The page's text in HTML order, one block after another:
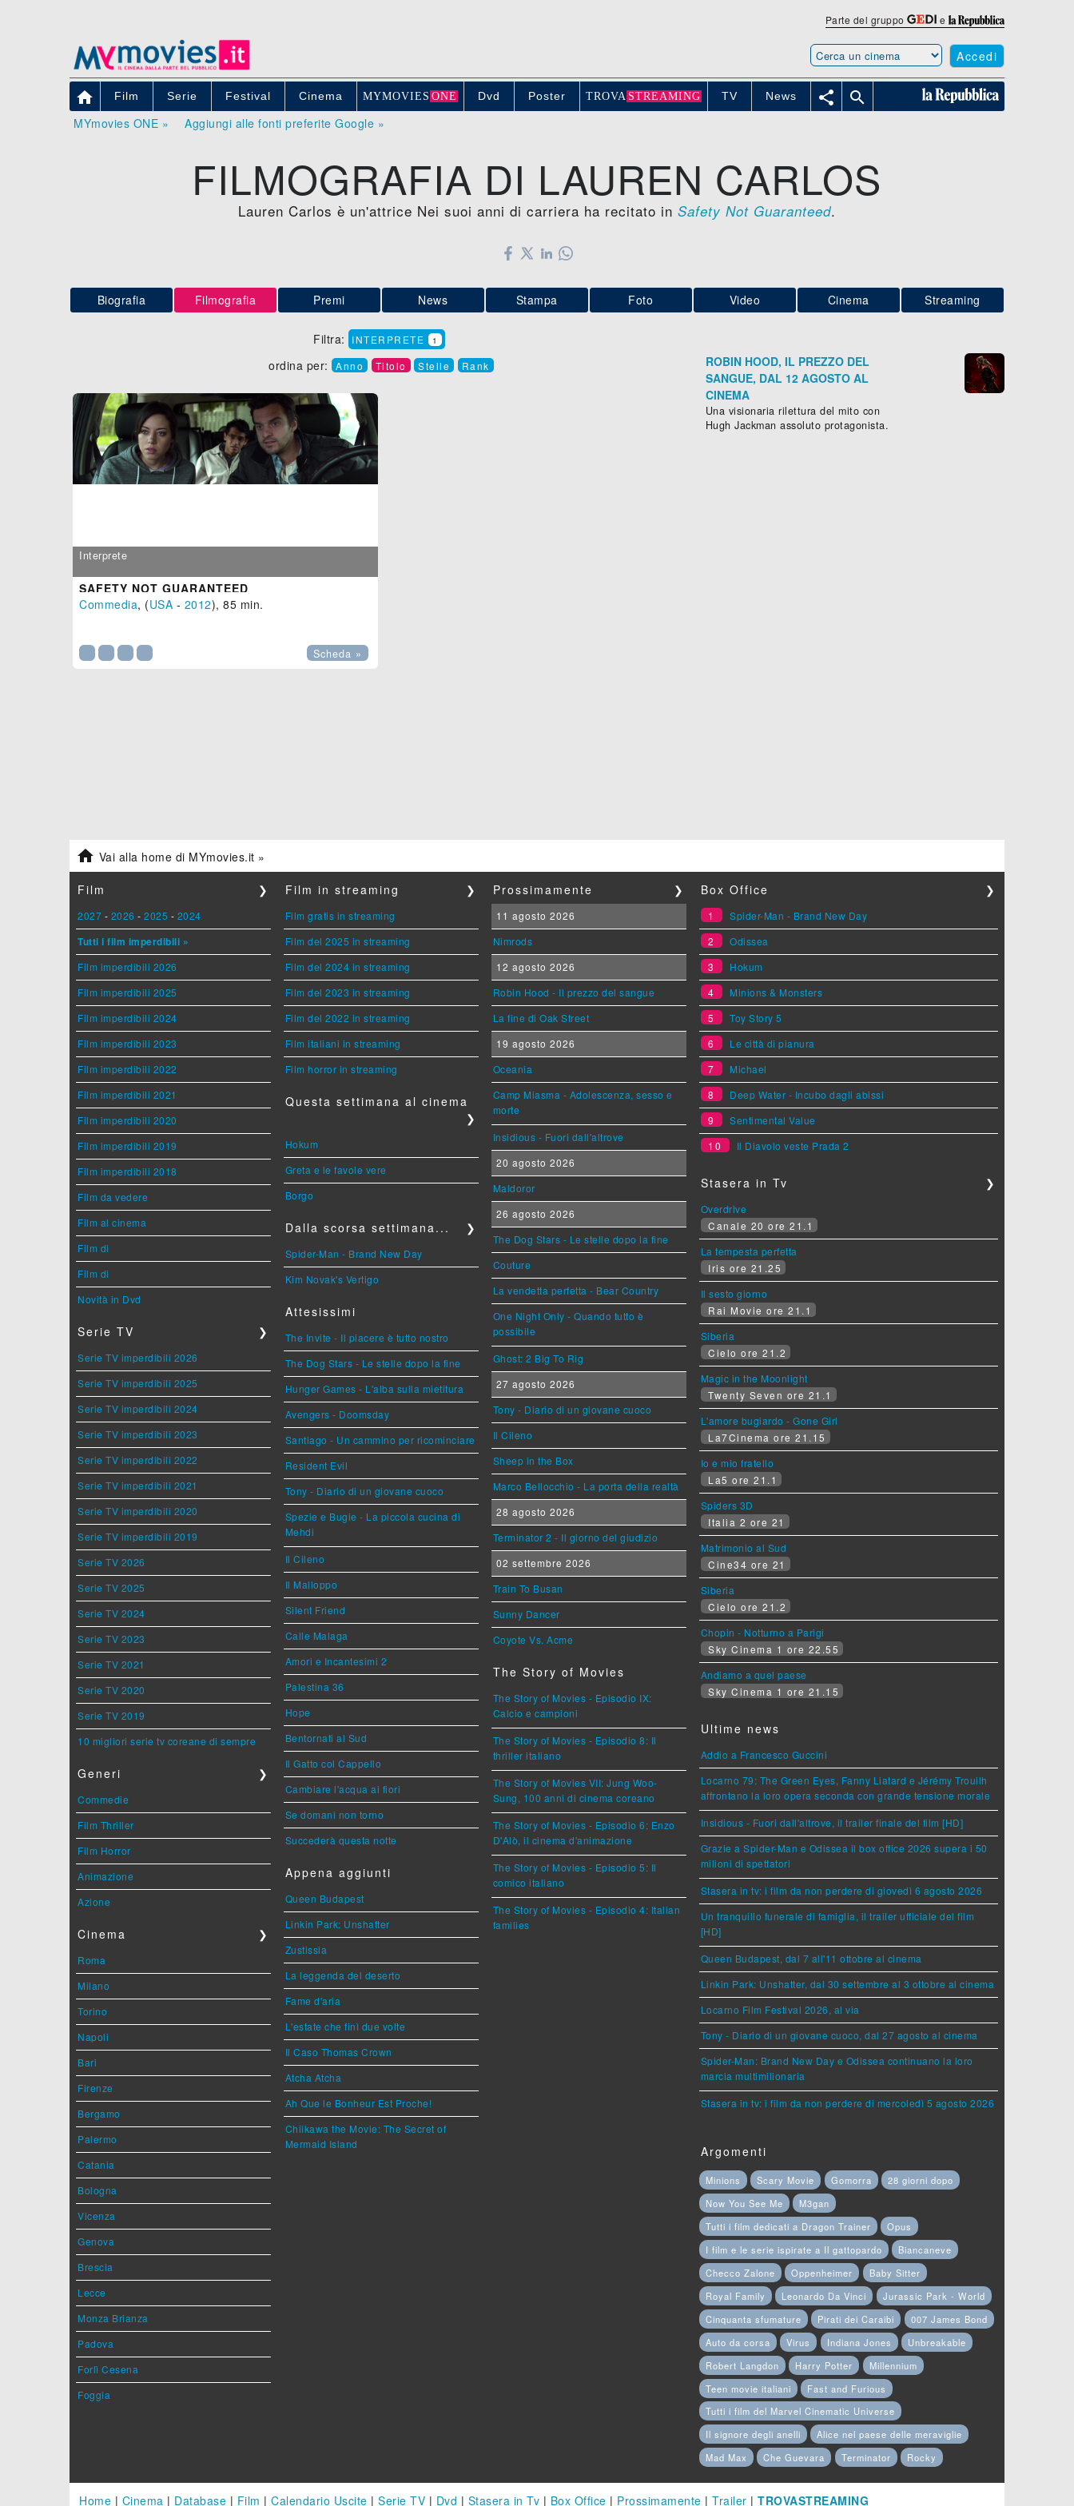
Parte del gruppo e
Accedi
 Film Serie Festival Cinema MYMOVIE S ONE Dvd Poster TROVA STREAMING TV News  
MYmovies ONE » Aggiungi alle fonti preferite Google »
FILMOGRAFIA DI LAUREN CARLOS
Lauren Carlos è un'attrice Nei suoi anni di carriera ha recitato in Safety Not Guaranteed.
Biografia Filmografia Premi News Stampa Foto Video Cinema Streaming
Filtra: INTERPRETE 1
ordina per: Anno Titolo Stelle Rank
Interprete
SAFETY NOT GUARANTEED
Commedia, (USA - 2012), 85 min.
Scheda »
ROBIN HOOD, IL PREZZO DEL
SANGUE, DAL 12 AGOSTO AL
CINEMA
Una visionaria rilettura del mito con
Hugh Jackman assoluto protagonista.
 Vai alla home di MYmovies.it »
Film ❯
2027 - 2026 - 2025 - 2024
Tutti i film imperdibili »
Film imperdibili 2026
Film imperdibili 2025
Film imperdibili 2024
Film imperdibili 2023
Film imperdibili 2022
Film imperdibili 2021
Film imperdibili 2020
Film imperdibili 2019
Film imperdibili 2018
Film da vedere
Film al cinema
Film di
Film di
Novità in Dvd
Serie TV ❯
Serie TV imperdibili 2026
Serie TV imperdibili 2025
Serie TV imperdibili 2024
Serie TV imperdibili 2023
Serie TV imperdibili 2022
Serie TV imperdibili 2021
Serie TV imperdibili 2020
Serie TV imperdibili 2019
Serie TV 2026
Serie TV 2025
Serie TV 2024
Serie TV 2023
Serie TV 2021
Serie TV 2020
Serie TV 2019
10 migliori serie tv coreane di sempre
Generi ❯
Commedie
Film Thriller
Film Horror
Animazione
Azione
Cinema ❯
Roma
Milano
Torino
Napoli
Bari
Firenze
Bergamo
Palermo
Catania
Bologna
Vicenza
Genova
Brescia
Lecce
Monza Brianza
Padova
Forlì Cesena
Foggia
Film in streaming ❯
Film gratis in streaming
Film del 2025 in streaming
Film del 2024 in streaming
Film del 2023 in streaming
Film del 2022 in streaming
Film italiani in streaming
Film horror in streaming
Questa settimana al cinema
❯
Hokum
Greta e le favole vere
Borgo
Dalla scorsa settimana... ❯
Spider-Man - Brand New Day
Kim Novak's Vertigo
Attesissimi
The Invite - Il piacere è tutto nostro
The Dog Stars - Le stelle dopo la fine
Hunger Games - L'alba sulla mietitura
Avengers - Doomsday
Santiago - Un cammino per ricominciare
Resident Evil
Tony - Diario di un giovane cuoco
Spezie e Bugie - La piccola cucina di
Mehdi
Il Cileno
Il Malloppo
Silent Friend
Calle Malaga
Amori e Incantesimi 2
Palestina 36
Hope
Bentornati al Sud
Il Gatto col Cappello
Cambiare l'acqua ai fiori
Se domani non torno
Succederà questa notte
Appena aggiunti
Queen Budapest
Linkin Park: Unshatter
Zustissia
La leggenda del deserto
Fame d'aria
L'estate che finì due volte
Il Caso Thomas Crown
Atcha Atcha
Ah Que le Bonheur Est Proche!
Chiikawa the Movie: The Secret of
Mermaid Island
Prossimamente ❯
11 agosto 2026
Nimrods
12 agosto 2026
Robin Hood - Il prezzo del sangue
La fine di Oak Street
19 agosto 2026
Oceania
Camp Miasma - Adolescenza, sesso e
morte
Insidious - Fuori dall'altrove
20 agosto 2026
Maldoror
26 agosto 2026
The Dog Stars - Le stelle dopo la fine
Couture
La vendetta perfetta - Bear Country
One Night Only - Quando tutto è
possibile
Ghost: 2 Big To Rig
27 agosto 2026
Tony - Diario di un giovane cuoco
Il Cileno
Sheep in the Box
Marco Bellocchio - La porta della realtà
28 agosto 2026
Terminator 2 - Il giorno del giudizio
02 settembre 2026
Train To Busan
Sunny Dancer
Coyote Vs. Acme
The Story of Movies
The Story of Movies - Episodio IX:
Calcio e campioni
The Story of Movies - Episodio 8: Il
thriller italiano
The Story of Movies VII: Jung Woo-
Sung, 100 anni di cinema coreano
The Story of Movies - Episodio 6: Enzo
D'Alò, il cinema d'animazione
The Story of Movies - Episodio 5: Il
comico italiano
The Story of Movies - Episodio 4: Italian
families
Box Office ❯
1
Spider-Man - Brand New Day
2
Odissea
3
Hokum
4
Minions & Monsters
5
Toy Story 5
6
Le città di pianura
7
Michael
8
Deep Water - Incubo dagli abissi
9
Sentimental Value
10
Il Diavolo veste Prada 2
Stasera in Tv ❯
Overdrive
Canale 20 ore 21.1
La tempesta perfetta
Iris ore 21.25
Il sesto giorno
Rai Movie ore 21.1
Siberia
Cielo ore 21.2
Magic in the Moonlight
Twenty Seven ore 21.1
L'amore bugiardo - Gone Girl
La7Cinema ore 21.15
Io e mio fratello
La5 ore 21.1
Spiders 3D
Italia 2 ore 21
Matrimonio al Sud
Cine34 ore 21
Siberia
Cielo ore 21.2
Chopin - Notturno a Parigi
Sky Cinema 1 ore 22.55
Andiamo a quel paese
Sky Cinema 1 ore 21.15
Ultime news
Addio a Francesco Guccini
Locarno 79: The Green Eyes, Fanny Liatard e Jérémy Trouilh
affrontano la loro opera seconda con grande tensione morale
Insidious - Fuori dall'altrove, il trailer finale del film [HD]
Grazie a Spider-Man e Odissea il box office 2026 supera i 50
milioni di spettatori
Stasera in tv: i film da non perdere di giovedì 6 agosto 2026
Un tranquillo funerale di famiglia, il trailer ufficiale del film
[HD]
Queen Budapest, dal 7 all'11 ottobre al cinema
Linkin Park: Unshatter, dal 30 settembre al 3 ottobre al cinema
Locarno Film Festival 2026, al via
Tony - Diario di un giovane cuoco, dal 27 agosto al cinema
Spider-Man: Brand New Day e Odissea continuano la loro
marcia multimilionaria
Stasera in tv: i film da non perdere di mercoledì 5 agosto 2026
Argomenti
Minions Scary Movie Gomorra
28 giorni dopo
Now You See Me
M3gan
Tutti i film dedicati a Dragon Trainer
Opus
I film e le serie ispirate a Il gattopardo
Biancaneve
Checco Zalone
Oppenheimer
Baby Sitter
Royal Family
Leonardo Da Vinci
Jurassic Park - World
Cinquanta sfumature
Pirati dei Caraibi
007 James Bond
Auto da corsa
Virus Indiana Jones
Unbreakable
Robert Langdon
Harry Potter
Millennium
Teen movie italiani
Fast and Furious
Tutti i film del Marvel Cinematic Universe
Il signore degli anelli
Alice nel paese delle meraviglie
Mad Max
Che Guevara Terminator Rocky
Home | Cinema | Database | Film | Calendario Uscite | Serie TV | Dvd | Stasera in Tv | Box Office | Prossimamente | Trailer | TROVASTREAMING